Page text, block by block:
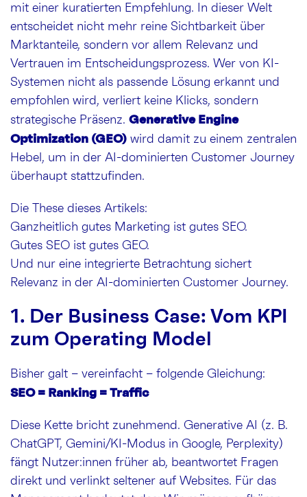
mit einer kuratierten Empfehlung. In dieser Welt
entscheidet nicht mehr reine Sichtbarkeit über
Marktanteile, sondern vor allem Relevanz und
Vertrauen im Entscheidungsprozess. Wer von KI-
Systemen nicht als passende Lösung erkannt und
empfohlen wird, verliert keine Klicks, sondern
strategische Präsenz. Generative Engine
Optimization (GEO) wird damit zu einem zentralen
Hebel, um in der AI-dominierten Customer Journey
überhaupt stattzufinden.
Die These dieses Artikels:
Ganzheitlich gutes Marketing ist gutes SEO.
Gutes SEO ist gutes GEO.
Und nur eine integrierte Betrachtung sichert
Relevanz in der AI-dominierten Customer Journey.
1. Der Business Case: Vom KPI
zum Operating Model
Bisher galt – vereinfacht – folgende Gleichung:
SEO = Ranking = Traffic
Diese Kette bricht zunehmend. Generative AI (z. B.
ChatGPT, Gemini/KI-Modus in Google, Perplexity)
fängt Nutzer:innen früher ab, beantwortet Fragen
direkt und verlinkt seltener auf Websites. Für das